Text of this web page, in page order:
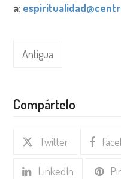
a:
Antigua
Compártelo
Twitter
LinkedIn